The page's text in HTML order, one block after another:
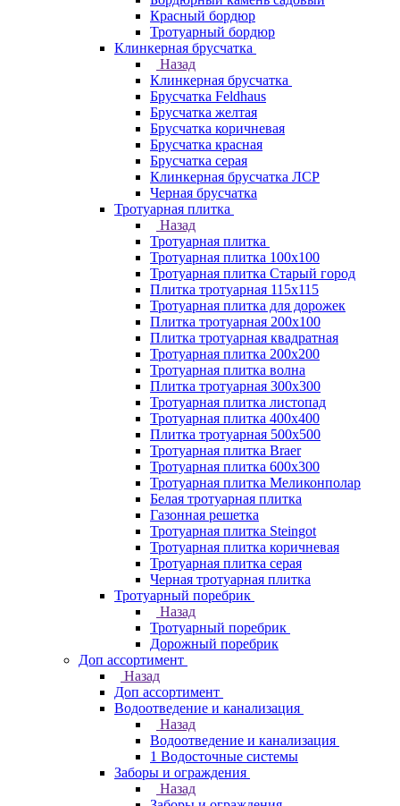
Красный бордюр
Тротуарный бордюр
Клинкерная брусчатка
Назад
Клинкерная брусчатка
Брусчатка Feldhaus
Брусчатка желтая
Брусчатка коричневая
Брусчатка красная
Брусчатка серая
Клинкерная брусчатка ЛСР
Черная брусчатка
Тротуарная плитка
Назад
Тротуарная плитка
Тротуарная плитка 100x100
Тротуарная плитка Старый город
Плитка тротуарная 115x115
Тротуарная плитка для дорожек
Плитка тротуарная 200х100
Плитка тротуарная квадратная
Тротуарная плитка 200х200
Тротуарная плитка волна
Плитка тротуарная 300х300
Тротуарная плитка листопад
Тротуарная плитка 400х400
Плитка тротуарная 500x500
Тротуарная плитка Braer
Тротуарная плитка 600х300
Тротуарная плитка Меликонполар
Белая тротуарная плитка
Газонная решетка
Тротуарная плитка Steingot
Тротуарная плитка коричневая
Тротуарная плитка серая
Черная тротуарная плитка
Тротуарный поребрик
Назад
Тротуарный поребрик
Дорожный поребрик
Доп ассортимент
Назад
Доп ассортимент
Водоотведение и канализация
Назад
Водоотведение и канализация
1 Водосточные системы
Заборы и ограждения
Назад